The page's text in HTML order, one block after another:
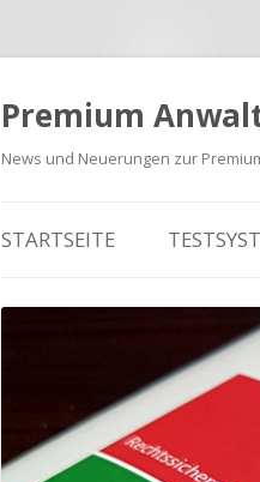
Premium
News und Neuerungen zur
STARTSEITE